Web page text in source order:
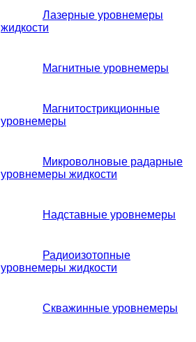
Лазерные уровнемеры
жидкости
Магнитные уровнемеры
Магнитострикционные
уровнемеры
Микроволновые радарные
уровнемеры жидкости
Надставные уровнемеры
Радиоизотопные
уровнемеры жидкости
Скважинные уровнемеры